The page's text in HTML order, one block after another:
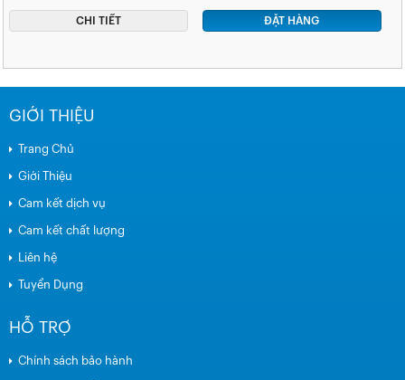
CHI TIẾT ĐẶT HÀNG
GIỚI THIỆU
Trang Chủ
Giới Thiệu
Cam kết dịch vụ
Cam kết chất lượng
Liên hệ
Tuyển Dụng
HỖ TRỢ
Chính sách bảo hành